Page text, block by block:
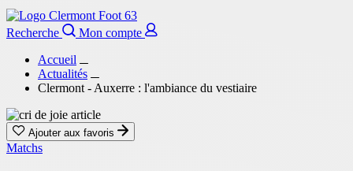
Recherche
Mon compte
Accueil
Actualités
Clermont - Auxerre : l'ambiance du vestiaire
Ajouter aux favoris
Matchs